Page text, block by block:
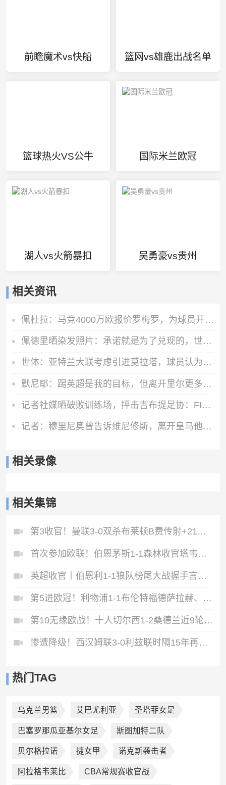
前瞻魔术vs快船 篮网vs雄鹿出战名单
篮球热火VS公牛 国际米兰欧冠
湖人vs火箭暴扣 吴勇豪vs贵州
相关资讯
佩杜拉：马竞4000万欧报价罗梅罗，为球员开出超600万欧年薪
佩德里晒染发照片：承诺就是为了兑现的，世界杯冠军=金发佩德里
世体：亚特兰大联考虑引进莫拉塔，球员认为自己还能留在顶级联赛
默尼耶：踢英超是我的目标，但离开里尔更多是因为里尔主席的决定
记者社媒晒破败训练场，抨击吉布提足协：FIFA的拨款去哪里了？
记者：穆里尼奥曾告诉维尼修斯，离开皇马他的身价将大幅下降
相关录像
相关集锦
第3收官！曼联3-0双杀布莱顿B费传射+21助破纪录独享英超助攻王
首次参加欧联！伯恩茅斯1-1森林收官塔韦尼耶救主怀特远射破门
英超收官丨伯恩利1-1狼队榜尾大战握手言和两队双双降入英冠
第5进欧冠！利物浦1-1布伦特福德萨拉赫、罗伯逊结束9年红军生涯
第10无缘欧战！十人切尔西1-2桑德兰近9轮仅1胜桑德兰第7进欧战
惨遭降级！西汉姆联3-0利兹联时隔15年再度降级至英冠
热门TAG
乌克兰男篮 艾巴尤利亚 圣塔菲女足
巴塞罗那瓜亚基尔女足 斯图加特二队
贝尔格拉诺 捷女甲 诺克斯袭击者
阿拉格韦莱比 CBA常规赛收官战